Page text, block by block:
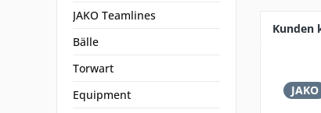
JAKO Teamlines
Bälle
Torwart
Equipment
Kunden
JAKO